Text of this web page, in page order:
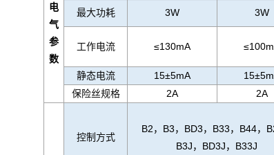
电
气
参
数
最大功耗
3W 3W
工作电流 ≤130mA
静态电流 15±5mA
保险丝规格
2A 2A
控制方式
B2，B3，BD3，B33，B44，
B3J，BD3J，B33J